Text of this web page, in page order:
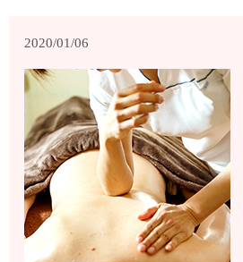
2020/01/06